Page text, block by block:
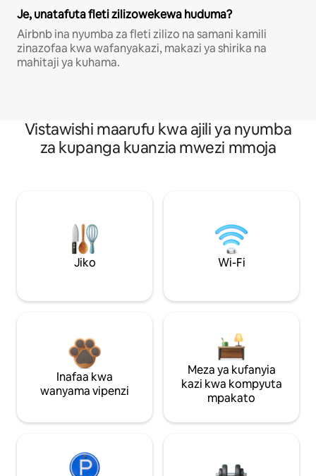
Je, unatafuta fleti zilizowekewa huduma?
Airbnb ina nyumba za fleti zilizo na samani kamili
zinazofaa kwa wafanyakazi, makazi ya shirika na
mahitaji ya kuhama.
Vistawishi maarufu kwa ajili ya nyumba
za kupanga kuanzia mwezi mmoja
Jiko Wi-Fi
Inafaa kwa
wanyama vipenzi
Meza ya kufanyia
kazi kwa kompyuta
mpakato